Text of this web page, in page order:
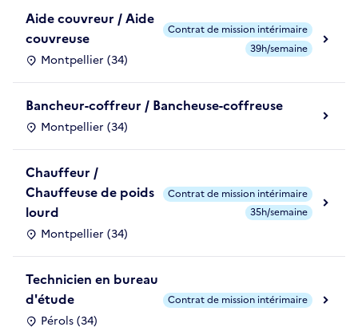
Aide couvreur / Aide
couvreuse
Montpellier (34)
Contrat de mission intérimaire
39h/semaine
Bancheur-coffreur / Bancheuse-coffreuse
Montpellier (34)
Chauffeur /
Chauffeuse de poids
lourd
Montpellier (34)
Contrat de mission intérimaire
35h/semaine
Technicien en bureau
d'étude
Pérols (34)
Contrat de mission intérimaire